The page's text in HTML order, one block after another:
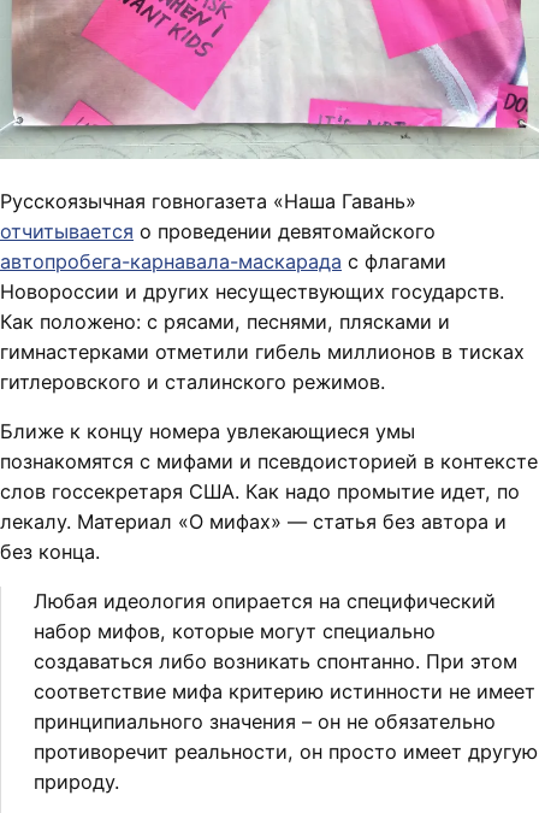
Русскоязычная говногазета «Наша Гавань»
отчитывается о проведении девятомайского
автопробега-карнавала-маскарада с флагами
Новороссии и других несуществующих государств.
Как положено: с рясами, песнями, плясками и
гимнастерками отметили гибель миллионов в тисках
гитлеровского и сталинского режимов.
Ближе к концу номера увлекающиеся умы
познакомятся с мифами и псевдоисторией в контексте
слов госсекретаря США. Как надо промытие идет, по
лекалу. Материал «О мифах» — статья без автора и
без конца.
Любая идеология опирается на специфический
набор мифов, которые могут специально
создаваться либо возникать спонтанно. При этом
соответствие мифа критерию истинности не имеет
принципиального значения – он не обязательно
противоречит реальности, он просто имеет другую
природу.